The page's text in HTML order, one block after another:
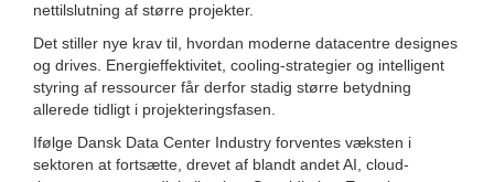
nettilslutning af større projekter.
Det stiller nye krav til, hvordan moderne datacentre designes
og drives. Energieffektivitet, cooling-strategier og intelligent
styring af ressourcer får derfor stadig større betydning
allerede tidligt i projekteringsfasen.
Ifølge Dansk Data Center Industry forventes væksten i
sektoren at fortsætte, drevet af blandt andet AI, cloud-